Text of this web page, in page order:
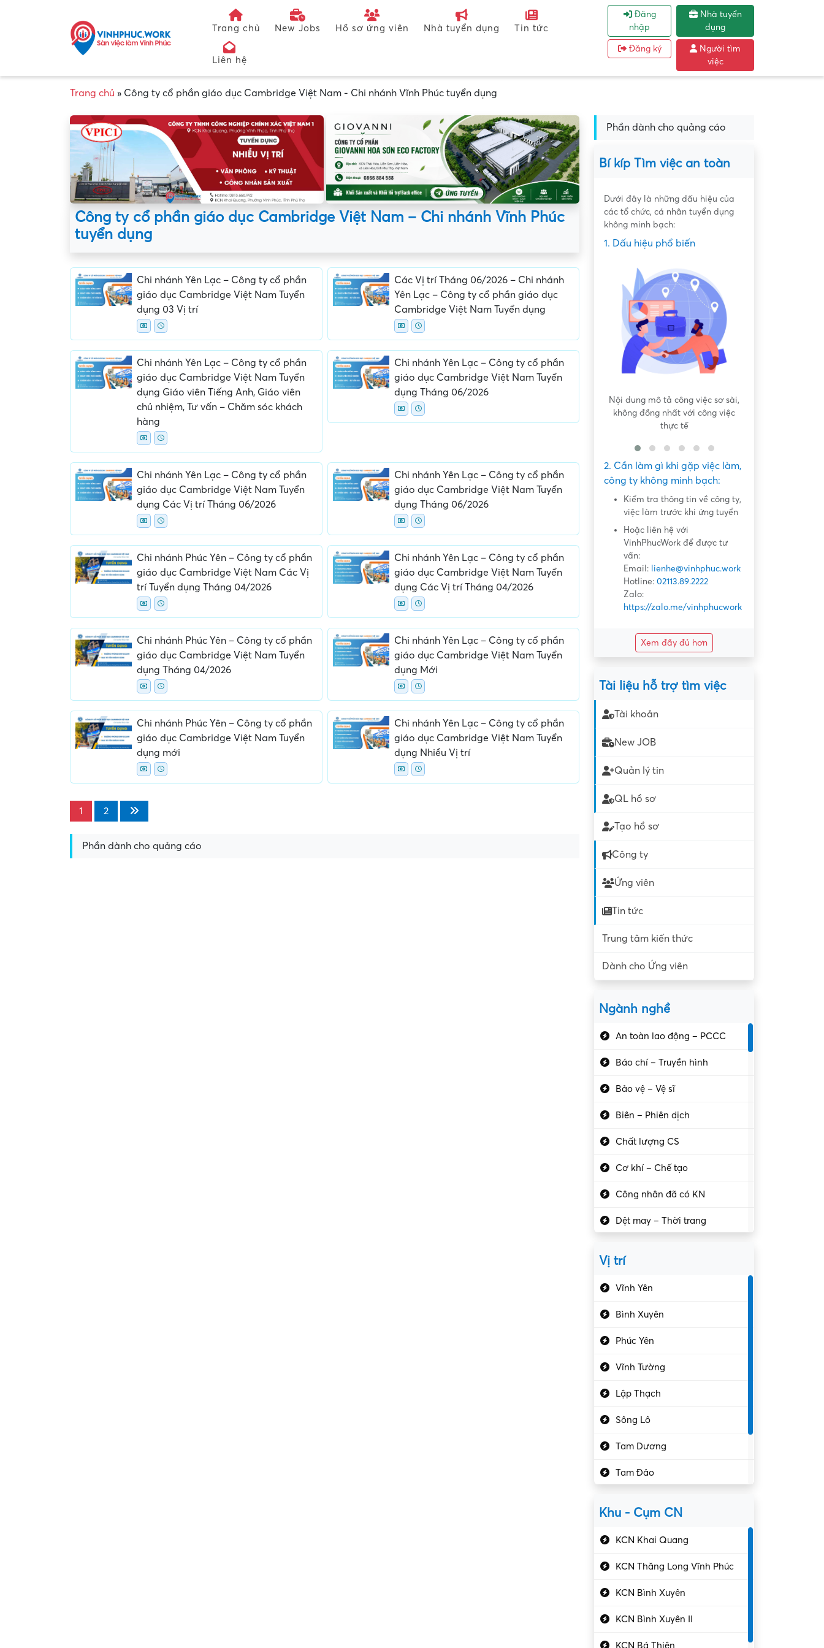
Trang chủ New Jobs Hồ sơ ứng viên Nhà tuyển dụng Tin tức
Liên hệ
Đăng
nhập
Đăng ký
Nhà tuyển
dụng
Người tìm
việc
Trang chủ » Công ty cổ phần giáo dục Cambridge Việt Nam - Chi nhánh Vĩnh Phúc tuyển dụng
Công ty cổ phần giáo dục Cambridge Việt Nam – Chi nhánh Vĩnh Phúc
tuyển dụng
Chi nhánh Yên Lạc – Công ty cổ phần
giáo dục Cambridge Việt Nam Tuyển
dụng 03 Vị trí
Các Vị trí Tháng 06/2026 – Chi nhánh
Yên Lạc – Công ty cổ phần giáo dục
Cambridge Việt Nam Tuyển dụng
Chi nhánh Yên Lạc – Công ty cổ phần
giáo dục Cambridge Việt Nam Tuyển
dụng Giáo viên Tiếng Anh, Giáo viên
chủ nhiệm, Tư vấn – Chăm sóc khách
hàng
Chi nhánh Yên Lạc – Công ty cổ phần
giáo dục Cambridge Việt Nam Tuyển
dụng Tháng 06/2026
Chi nhánh Yên Lạc – Công ty cổ phần
giáo dục Cambridge Việt Nam Tuyển
dụng Các Vị trí Tháng 06/2026
Chi nhánh Yên Lạc – Công ty cổ phần
giáo dục Cambridge Việt Nam Tuyển
dụng Tháng 06/2026
Chi nhánh Phúc Yên – Công ty cổ phần
giáo dục Cambridge Việt Nam Các Vị
trí Tuyển dụng Tháng 04/2026
Chi nhánh Yên Lạc – Công ty cổ phần
giáo dục Cambridge Việt Nam Tuyển
dụng Các Vị trí Tháng 04/2026
Chi nhánh Phúc Yên – Công ty cổ phần
giáo dục Cambridge Việt Nam Tuyển
dụng Tháng 04/2026
Chi nhánh Yên Lạc – Công ty cổ phần
giáo dục Cambridge Việt Nam Tuyển
dụng Mới
Chi nhánh Phúc Yên – Công ty cổ phần
giáo dục Cambridge Việt Nam Tuyển
dụng mới
Chi nhánh Yên Lạc – Công ty cổ phần
giáo dục Cambridge Việt Nam Tuyển
dụng Nhiều Vị trí
1 2
Phần dành cho quảng cáo
Phần dành cho quảng cáo
Bí kíp Tìm việc an toàn
Dưới đây là những dấu hiệu của
các tổ chức, cá nhân tuyển dụng
không minh bạch:
1. Dấu hiệu phổ biến
Yêu cầu nộp phí phỏng vấn, phí
Yêu cầu ký kết giấy tờ không rõ
ràng hoặc nộp giấy tờ gốc
Địa điểm phỏng vấn bất bình
thường
Nội dung mô tả công việc sơ sài,
thực tế
Hứa hẹn "việc nhẹ lương cao" dễ
dàng lấy tiền "khủng"
2. Cần làm gì khi gặp việc làm,
công ty không minh bạch:
Kiểm tra thông tin về công ty,
việc làm trước khi ứng tuyển
Hoặc liên hệ với
VinhPhucWork để được tư
vấn:
Email: lienhe@vinhphuc.work
Hotline: 02113.89.2222
Zalo:
https://zalo.me/vinhphucwork
Xem đầy đủ hơn
Tài liệu hỗ trợ tìm việc
Tài khoản
New JOB
Quản lý tin
QL hồ sơ
Tạo hồ sơ
Công ty
Ứng viên
Tin tức
Trung tâm kiến thức
Dành cho Ứng viên
Ngành nghề
An toàn lao động – PCCC
Báo chí – Truyền hình
Bảo vệ – Vệ sĩ
Biên – Phiên dịch
Chất lượng CS
Cơ khí – Chế tạo
Công nhân đã có KN
Dệt may – Thời trang
Kiểm soát chất lượng
Kỹ sư cơ khí
Kỹ sư điện
Kỹ thuật cao
Kỹ thuật mạng – IT
Làm bán thời gian
Lao động phổ thông
Vị trí
Vĩnh Yên
Bình Xuyên
Phúc Yên
Vĩnh Tường
Lập Thạch
Sông Lô
Tam Dương
Tam Đảo
Khu - Cụm CN
KCN Khai Quang
KCN Thăng Long Vĩnh Phúc
KCN Bình Xuyên
KCN Bình Xuyên II
KCN Bá Thiện